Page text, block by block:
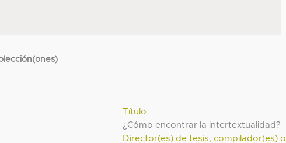
Título
¿Cómo encontrar la intertextualidad?
Director(es) de tesis, compilador(es) o